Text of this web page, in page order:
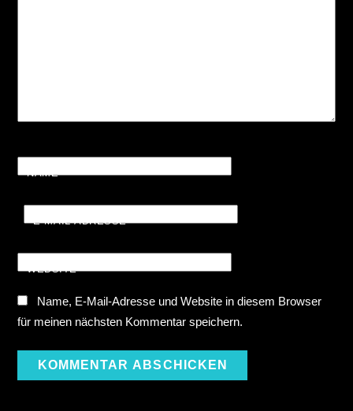
NAME*
E-MAIL-ADRESSE*
WEBSITE
Name, E-Mail-Adresse und Website in diesem Browser
für meinen nächsten Kommentar speichern.